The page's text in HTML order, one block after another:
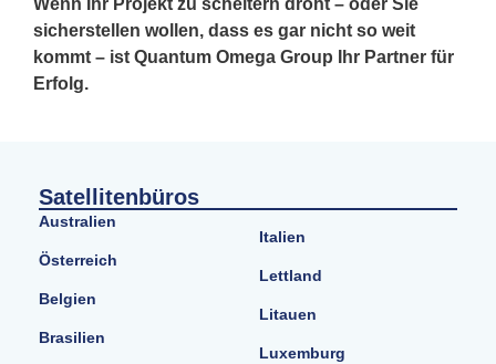
Wenn Ihr Projekt zu scheitern droht – oder Sie
sicherstellen wollen, dass es gar nicht so weit
kommt – ist Quantum Omega Group Ihr Partner für
Erfolg.
Satellitenbüros
Australien
Österreich
Belgien
Brasilien
Italien
Lettland
Litauen
Luxemburg